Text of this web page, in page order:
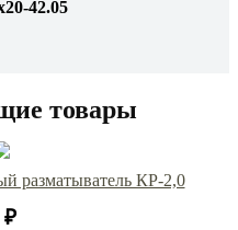
42.05
товары
разматыватель КР-2,0
₽